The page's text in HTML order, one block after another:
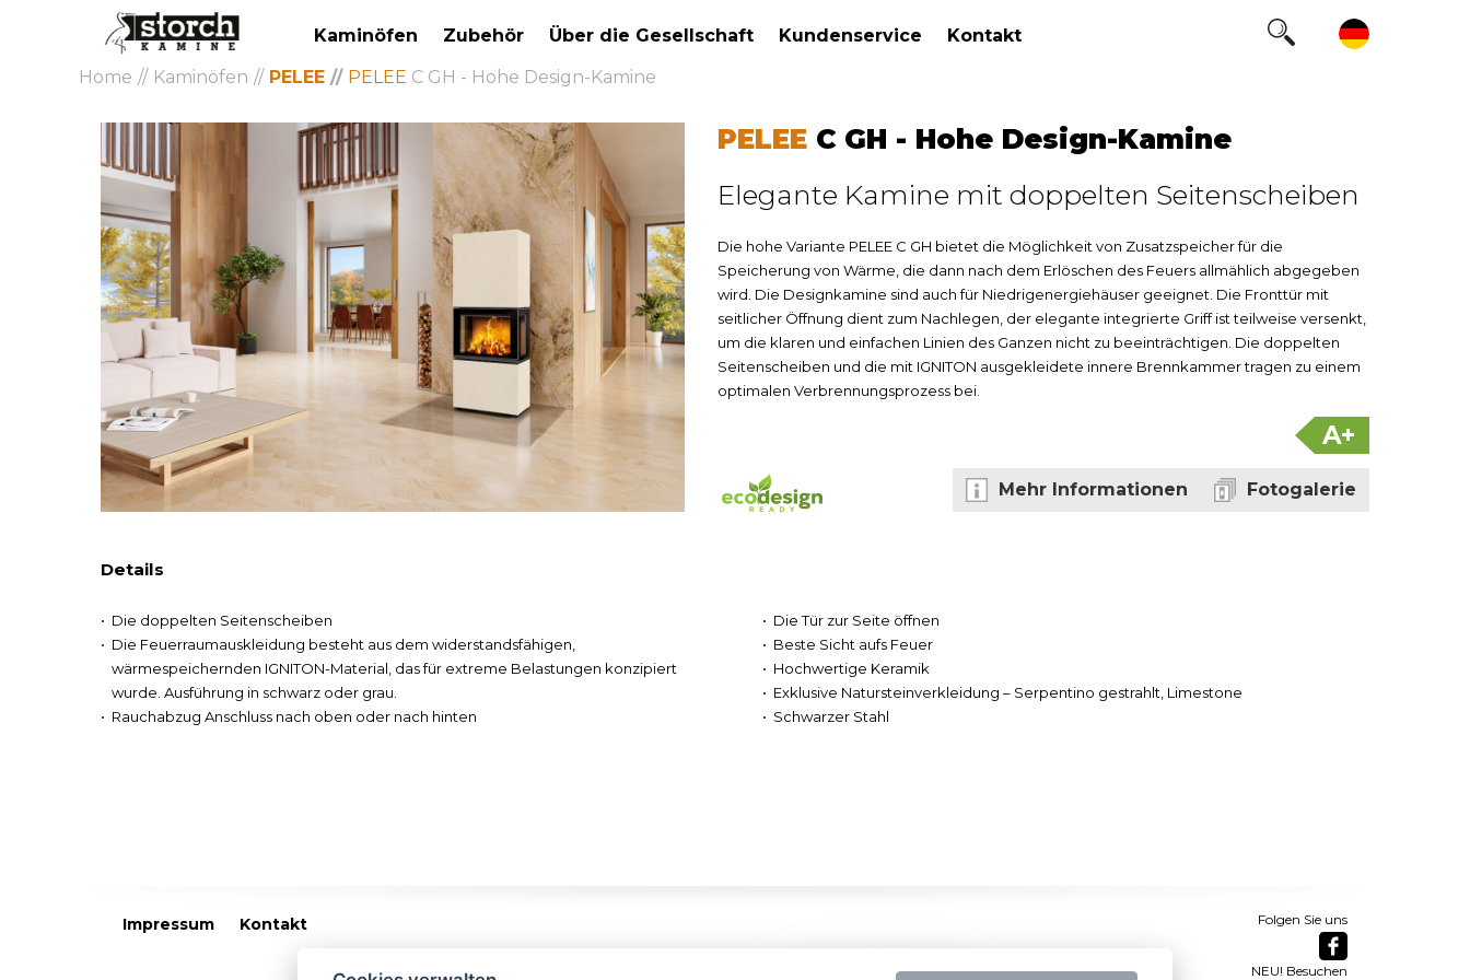
Kaminöfen Zubehör Über die Gesellschaft Kundenservice
Kontakt
Home
Kaminöfen PELEE PELEE C GH - Hohe Design-Kamine
PELEEC GH - Hohe Design-Kamine
Elegante Kamine mit doppelten Seitenscheiben
Die hohe Variante PELEE C GH bietet die Möglichkeit von Zusatzspeicher für die
Speicherung von Wärme, die dann nach dem Erlöschen des Feuers allmählich abgegeben
wird. Die Designkamine sind auch für Niedrigenergiehäuser geeignet. Die Fronttür mit
seitlicher Öffnung dient zum Nachlegen, der elegante integrierte Griff ist teilweise versenkt,
um die klaren und einfachen Linien des Ganzen nicht zu beeinträchtigen. Die doppelten
Seitenscheiben und die mit IGNITON ausgekleidete innere Brennkammer tragen zu einem
optimalen Verbrennungsprozess bei.
A+
Mehr Informationen Fotogalerie
Details
Die doppelten Seitenscheiben
Die Feuerraumauskleidung besteht aus dem widerstandsfähigen,
wärmespeichernden IGNITON-Material, das für extreme Belastungen konzipiert
wurde. Ausführung in schwarz oder grau.
Rauchabzug Anschluss nach oben oder nach hinten
Die Tür zur Seite öffnen
Beste Sicht aufs Feuer
Hochwertige Keramik
Exklusive Natursteinverkleidung – Serpentino gestrahlt, Limestone
Schwarzer Stahl
Impressum Kontakt Folgen Sie uns
NEU! Besuchen